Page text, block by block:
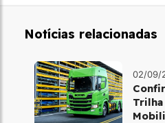
Notícias relacionadas
02/09/